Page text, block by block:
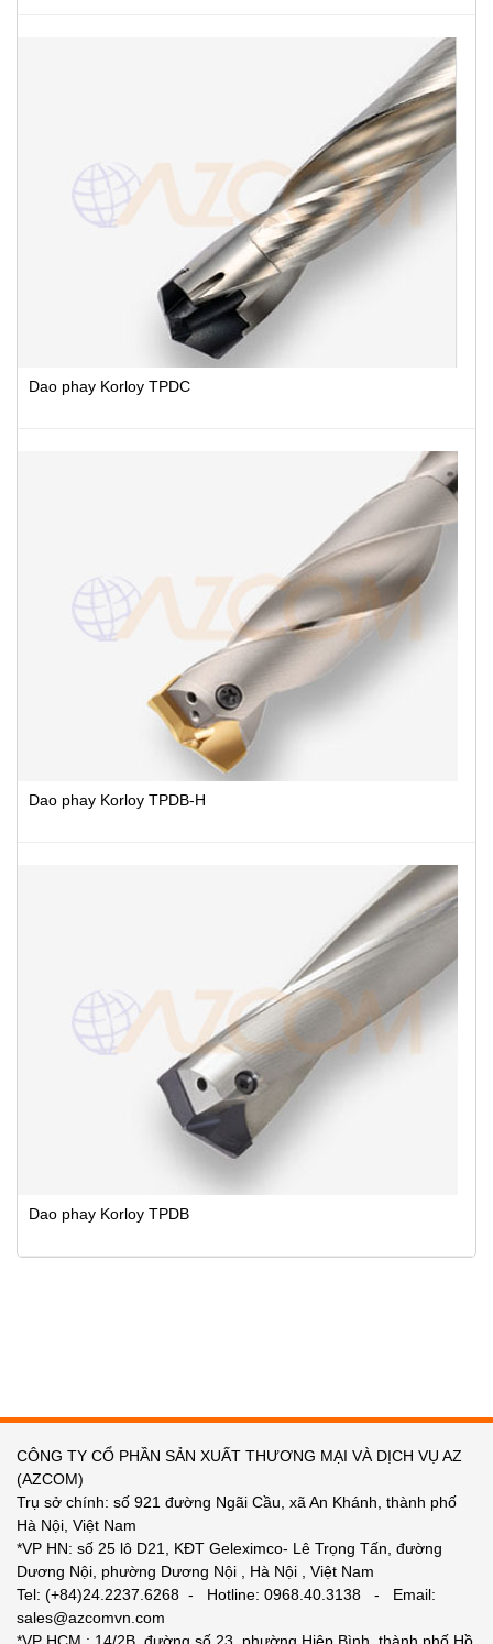
Dao phay Korloy TPDC
Dao phay Korloy TPDB-H
Dao phay Korloy TPDB
CÔNG TY CỔ PHẦN SẢN XUẤT THƯƠNG MẠI VÀ DỊCH VỤ AZ
(AZCOM)
Trụ sở chính: số 921 đường Ngãi Cầu, xã An Khánh, thành phố
Hà Nội, Việt Nam
*VP HN: số 25 lô D21, KĐT Geleximco- Lê Trọng Tấn, đường
Dương Nội, phường Dương Nội , Hà Nội , Việt Nam
Tel: (+84)24.2237.6268 - Hotline: 0968.40.3138 - Email:
sales@azcomvn.com